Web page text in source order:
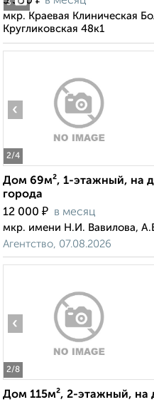
3
мкр. Краевая Клиническая
Кругликовская 48к1
2/4
‹
Дом 69м², 1-этажный, на
города
12 000 ₽ в месяц
мкр. имени Н.И. Вавилова,
Агентство, 07.08.2026
2/8
‹
Дом 115м², 2-этажный, на